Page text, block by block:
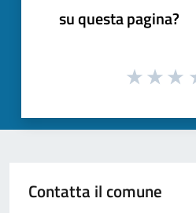
su questa pagina?
Contatta il comune